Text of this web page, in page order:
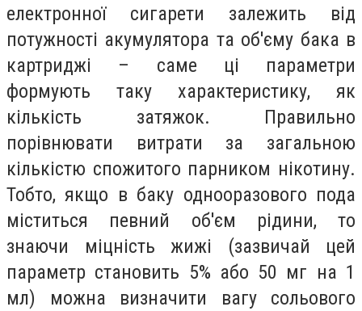
електронної сигарети залежить від
потужності акумулятора та об'єму бака в
картриджі – саме ці параметри
формують таку характеристику, як
кількість затяжок. Правильно
порівнювати витрати за загальною
кількістю спожитого парником нікотину.
Тобто, якщо в баку однооразового пода
міститься певний об'єм рідини, то
знаючи міцність жижі (зазвичай цей
параметр становить 5% або 50 мг на 1
мл) можна визначити вагу сольового